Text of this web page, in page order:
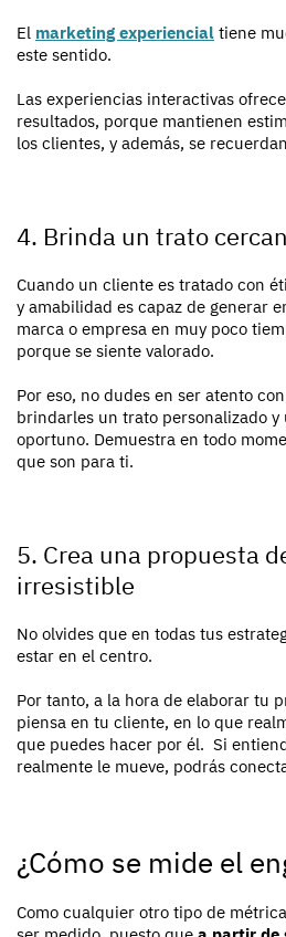
El marketing experiencial tiene
este sentido.
Las experiencias interactivas
resultados, porque mantienen
los clientes, y además, se
4. Brinda un trato
Cuando un cliente es tratado con
y amabilidad es capaz de generar
marca o empresa en muy poco
porque se siente valorado.
Por eso, no dudes en ser atento
brindarles un trato personalizado y
oportuno. Demuestra en todo
que son para ti.
5. Crea una propuesta
irresistible
No olvides que en todas tus
estar en el centro.
Por tanto, a la hora de elaborar tu
piensa en tu cliente, en lo que
que puedes hacer por él. Si
realmente le mueve, podrás
¿Cómo se mide el
Como cualquier otro tipo de